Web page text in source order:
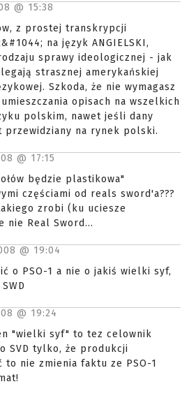
@ 15:38
z prostej transkrypcji
na język ANGIELSKI,
sprawy ideologicznej - jak
strasznej amerykańskiej
Szkoda, że nie wymagasz
opisach na wszelkich
polskim, nawet jeśli dany
na rynek polski.
@ 17:15
będzie plastikowa"
częściami od reals sword'a???
zrobi (ku uciesze
nie Real Sword...
@ 19:04
o PSO-1 a nie o jakiś wielki syf,
@ 19:24
"wielki syf" to tez celownik
SVD tylko, że produkcji
to nie zmienia faktu ze PSO-1